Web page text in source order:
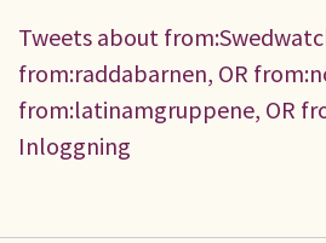
Tweets about
from:raddabarnen, OR
from:latinamgruppene, OR
Inloggning